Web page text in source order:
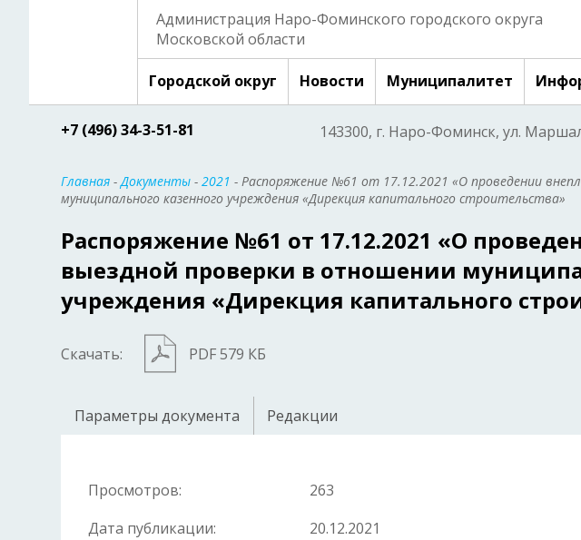
Администрация Наро-Фоминского городского округа
Московской области
Городской округ Новости Муниципалитет
+7 (496) 34-3-51-81 143300, г. Наро-Фоминск, ул.
Главная -Документы - 2021 - Распоряжение №61 от 17.12.2021 «О проведении
муниципального казенного учреждения «Дирекция капитального строительства»
Распоряжение №61 от 17.12.2021 «О
выездной проверки в отношении
учреждения «Дирекция капитального
Скачать: PDF 579 КБ
Параметры документа Редакции
Просмотров:
263
Дата публикации:
20.12.2021